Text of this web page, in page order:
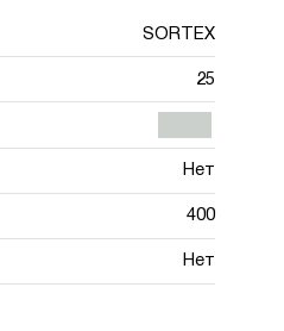
SORTEX
25
Нет
400
Нет